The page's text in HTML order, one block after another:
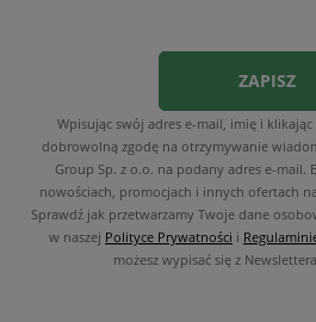
ZAPISZ
Wpisując swój adres e-mail, imię i klikając
dobrowolną zgodę na otrzymywanie
Group Sp. z o.o. na podany adres e-mail.
nowościach, promocjach i innych ofertach
Sprawdź jak przetwarzamy Twoje dane
w naszej Polityce Prywatności i
możesz wypisać się z